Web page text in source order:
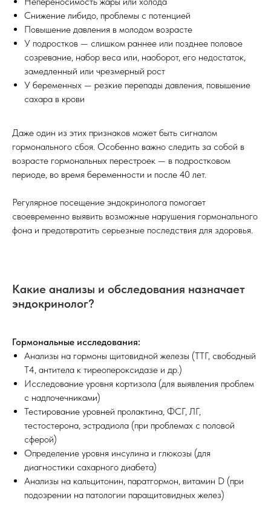
Снижение либидо, проблемы с потенцией
Повышение давления в молодом возрасте
У подростков — слишком раннее или позднее половое
созревание, набор веса или, наоборот, его недостаток,
замедленный или чрезмерный рост
У беременных — резкие перепады давления, повышение
сахара в крови
Даже один из этих признаков может быть сигналом
гормонального сбоя. Особенно важно следить за собой в
возрасте гормональных перестроек — в подростковом
периоде, во время беременности и после 40 лет.
Регулярное посещение эндокринолога помогает
своевременно выявить возможные нарушения гормонального
фона и предотвратить серьезные последствия для здоровья.
Какие анализы и обследования назначает
эндокринолог?
Гормональные исследования:
Анализы на гормоны щитовидной железы (ТТГ, свободный
Т4, антитела к тиреопероксидазе и др.)
Исследование уровня кортизола (для выявления проблем
с надпочечниками)
Тестирование уровней пролактина, ФСГ, ЛГ,
тестостерона, эстрадиола (при проблемах с половой
сферой)
Определение уровня инсулина и глюкозы (для
диагностики сахарного диабета)
Анализы на кальцитонин, паратгормон, витамин D (при
подозрении на патологии паращитовидных желез)